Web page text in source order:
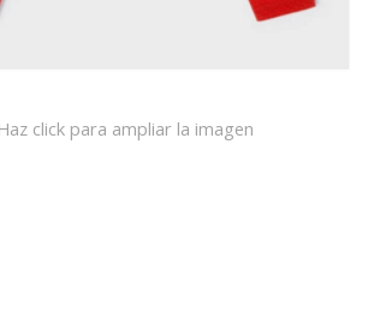
Haz click para ampliar la imagen